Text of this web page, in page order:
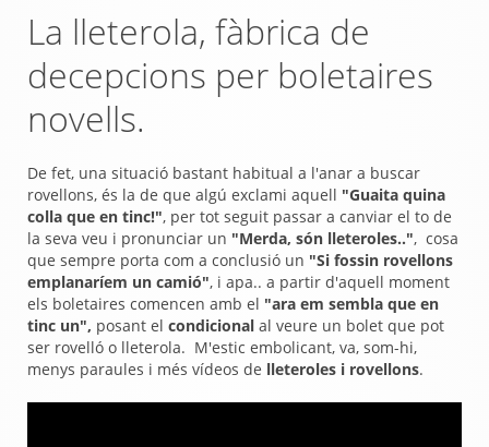
La lleterola, fàbrica de
decepcions per boletaires
novells.
De fet, una situació bastant habitual a l'anar a buscar
rovellons, és la de que algú exclami aquell "Guaita quina
colla que en tinc!", per tot seguit passar a canviar el to de
la seva veu i pronunciar un "Merda, són lleteroles..", cosa
que sempre porta com a conclusió un "Si fossin rovellons
emplanaríem un camió", i apa.. a partir d'aquell moment
els boletaires comencen amb el "ara em sembla que en
tinc un", posant el condicional al veure un bolet que pot
ser rovelló o lleterola. M'estic embolicant, va, som-hi,
menys paraules i més vídeos de lleteroles i rovellons.